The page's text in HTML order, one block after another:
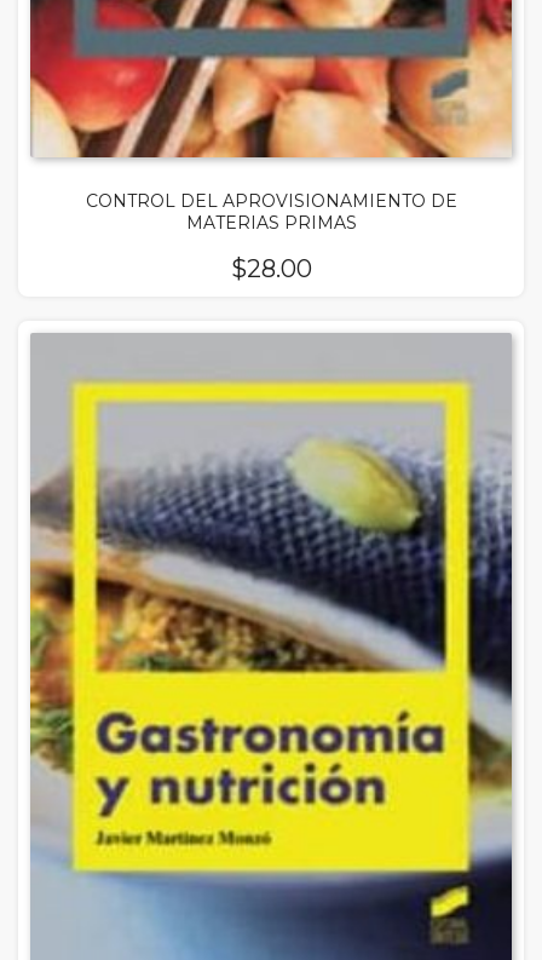
CONTROL DEL APROVISIONAMIENTO DE
MATERIAS PRIMAS
$28.00